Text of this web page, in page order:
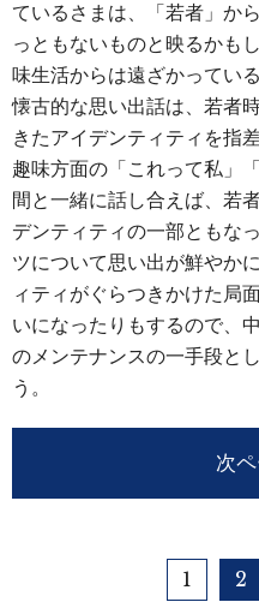
ているさまは、「若者」か
っともないものと映るかも
味生活からは遠ざかってい
懐古的な思い出話は、若者
きたアイデンティティを指
趣味方面の「これって私」
間と一緒に話し合えば、若
デンティティの一部ともな
ツについて思い出が鮮やか
ィティがぐらつきかけた局
いになったりもするので、
のメンテナンスの一手段と
う。
次
1 2